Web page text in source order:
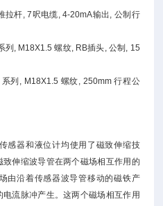
拉杆, 7呎电缆, 4-20mA输出, 公制行
列, M18X1.5 螺纹, RB插头, 公制, 15
列, M18X1.5 螺纹, 250mm 行程公
感器和液位计均使用了磁致伸缩技
伸缩波导管在两个磁场相互作用的
由沿着传感器波导管移动的磁铁产
流脉冲产生。这两个磁场相互作用